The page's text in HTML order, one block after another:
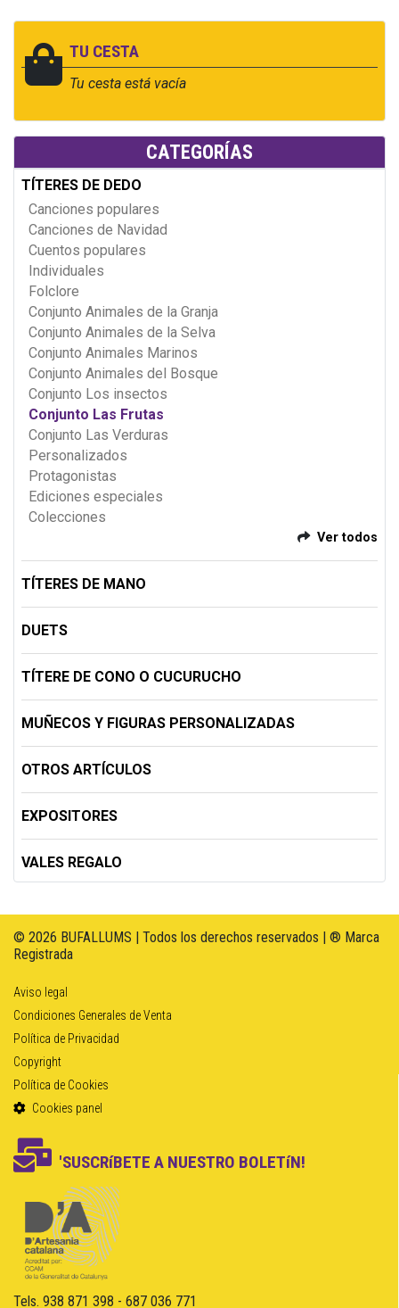
TU CESTA
Tu cesta está vacía
CATEGORÍAS
TÍTERES DE DEDO
Canciones populares
Canciones de Navidad
Cuentos populares
Individuales
Folclore
Conjunto Animales de la Granja
Conjunto Animales de la Selva
Conjunto Animales Marinos
Conjunto Animales del Bosque
Conjunto Los insectos
Conjunto Las Frutas
Conjunto Las Verduras
Personalizados
Protagonistas
Ediciones especiales
Colecciones
Ver todos
TÍTERES DE MANO
DUETS
TÍTERE DE CONO O CUCURUCHO
MUÑECOS Y FIGURAS PERSONALIZADAS
OTROS ARTÍCULOS
EXPOSITORES
VALES REGALO
© 2026 BUFALLUMS | Todos los derechos reservados | ® Marca
Registrada
Aviso legal
Condiciones Generales de Venta
Política de Privacidad
Copyright
Política de Cookies
Cookies panel
'SUSCRíBETE A NUESTRO BOLETíN!
Tels. 938 871 398 - 687 036 771